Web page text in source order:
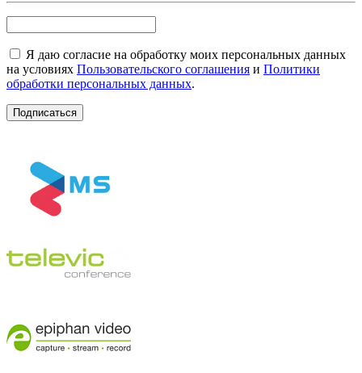
Я даю согласие на обработку моих персональных данных
на условиях Пользовательского соглашения и Политики
обработки персональных данных.